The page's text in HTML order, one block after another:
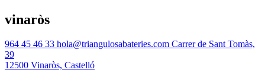
vinaròs
964 45 46 33 hola@triangulosabateries.com Carrer de Sant Tomàs,
39
12500 Vinaròs, Castelló